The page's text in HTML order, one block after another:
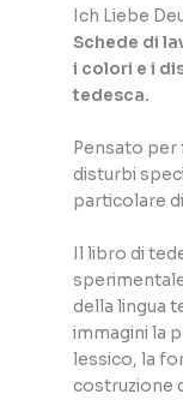
Ich Liebe
Schede di
i colori e i
tedesca.
Pensato
disturbi
particolare
Il libro di
della lingua
immagini la
lessico, la
costruzione